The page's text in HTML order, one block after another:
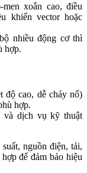
xoắn cao, điều
khiển vector hoặc
nhiều động cơ thì
hợp.
độ cao, dễ cháy nổ)
hợp.
và dịch vụ kỹ thuật
nguồn điện, tải,
để đảm bảo hiệu